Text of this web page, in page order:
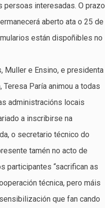
persoas interesadas. O prazo
aberto ata o 25 de
están dispoñibles no
Muller e Ensino, e presidenta
Teresa Paría animou a todas
administracións locais
a inscribirse na
o secretario técnico do
tamén no acto de
participantes “sacrifican as
técnica, pero máis
que fan cando